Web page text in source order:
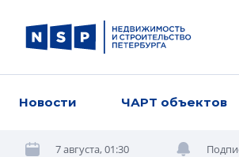
Новости ЧАРТ объектов
7 августа, 01:30